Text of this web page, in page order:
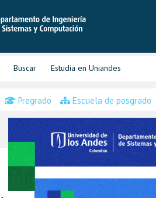
Buscar Estudia en Uniandes
Pregrado Escuela de posgrado